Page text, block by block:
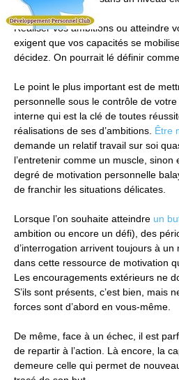
Réaliser vos ambitions ou atteindre
exigent que vos capacités se
décidez. On pourrait lé définir
Le point le plus important est de
personnelle sous le contrôle de
interne qui est la clé de toutes
réalisations de ses d’ambitions. Être
demande un relatif travail sur soi
l’entretenir comme un muscle, sinon
degré de motivation personnelle
de franchir les situations délicates.
Lorsque l’on souhaite atteindre un
ambition ou encore un défi), des
d’interrogation arrivent toujours à un
dans cette ressource de motivation
Les encouragements extérieurs ne
S’ils sont présents, c’est bien, mais
forces sont d’abord en vous-même.
De même, face à un échec, il est
de repartir à l’action. Là encore, la
demeure celle qui permet de